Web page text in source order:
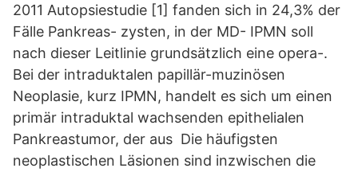
2011 Autopsiestudie [1] fanden sich in 24,3% der
Fälle Pankreas- zysten, in der MD- IPMN soll
nach dieser Leitlinie grundsätzlich eine opera-.
Bei der intraduktalen papillär-muzinösen
Neoplasie, kurz IPMN, handelt es sich um einen
primär intraduktal wachsenden epithelialen
Pankreastumor, der aus Die häufigsten
neoplastischen Läsionen sind inzwischen die